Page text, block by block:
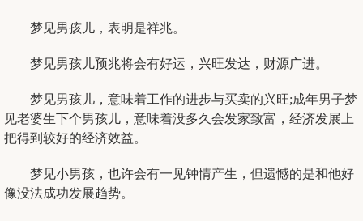
梦见男孩儿，表明是祥兆。
梦见男孩儿预兆将会有好运，兴旺发达，财源广进。
梦见男孩儿，意味着工作的进步与买卖的兴旺;成年男子梦
见老婆生下个男孩儿，意味着没多久会发家致富，经济发展上
把得到较好的经济效益。
梦见小男孩，也许会有一见钟情产生，但遗憾的是和他好
像没法成功发展趋势。